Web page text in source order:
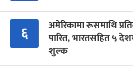
६
अमेरिकामा रूसमाथि
पारित, भारतसहित ५
शुल्क